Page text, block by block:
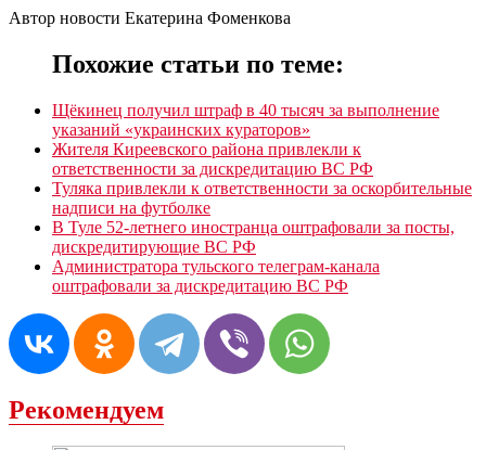
Автор новости Екатерина Фоменкова
Похожие статьи по теме:
Щёкинец получил штраф в 40 тысяч за выполнение
указаний «украинских кураторов»
Жителя Киреевского района привлекли к
ответственности за дискредитацию ВС РФ
Туляка привлекли к ответственности за оскорбительные
надписи на футболке
В Туле 52-летнего иностранца оштрафовали за посты,
дискредитирующие ВС РФ
Администратора тульского телеграм-канала
оштрафовали за дискредитацию ВС РФ
Рекомендуем